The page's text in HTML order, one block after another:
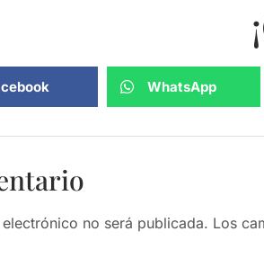
WhatsApp
no será publicada. Los